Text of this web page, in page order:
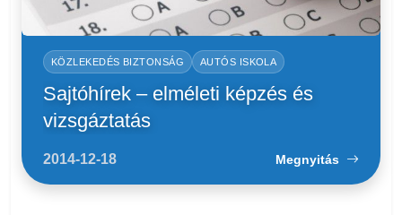
KÖZLEKEDÉS BIZTONSÁG AUTÓS ISKOLA
Sajtóhírek – elméleti képzés és
vizsgáztatás
2014-12-18 Megnyitás